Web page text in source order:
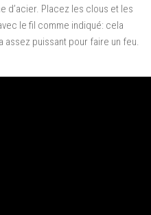
d’acier. Placez les clous et les
le fil comme indiqué: cela
assez puissant pour faire un feu.